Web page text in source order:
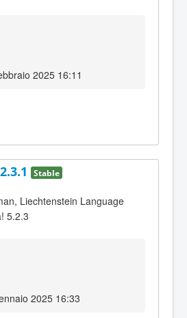
2025 16:11
Stable
Liechtenstein Language
5.2.3
2025 16:33